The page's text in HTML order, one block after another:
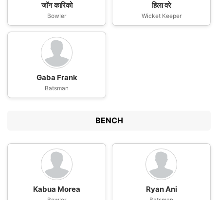
जॉन कारिको
Bowler
हिला वरे
Wicket Keeper
Gaba Frank
Batsman
BENCH
Kabua Morea Ryan Ani